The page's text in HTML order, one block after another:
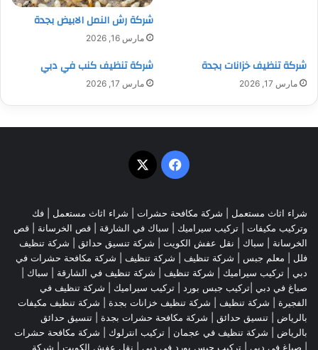
شركة رش النمل الابيض بجدة
مارس 16, 2026
شركة تنظيف خزانات بجدة
مارس 17, 2026
شركة تنظيف كنب في دبي
مارس 17, 2026
فيسبوك
‫X
شراء اثاث مستعمل شركة مكافحة حشرات شراء اثاث مستعمل
فك
وتركيب مكيفات | تركيب سيراميك | سباك في الشارقة قص الخرسانة | قص
الخرسانة | سباك نقل عفش الكويت شركة تنسيق حدائق
شركة تنظيف
فلل
معلم جبس شركة تنظيف شركة تنظيف
شركة مكافحة حشرات في
دبي
تركيب سيراميك شركة تنظيف شركة تنظيف في الشارقة | سباك |
صباغ في دبي |تركيب جبس بورد | تركيب سيراميك
شركة تنظيف في
الفجيرة
شركة تنظيف شركة تنظيف خزانات بجدة
شركة تنظيف مكيفات
بالرياض
تنسيق حدائق شركة مكافحة حشرات بجدة
تنسيق حدائق
بالرياض
شركة تنظيف في عجمان | تركيب انترلوك | شركة مكافحة حشرات
صباغ في دبي تركيب جبس بورد في دبي نقل عفش الكويت شركة